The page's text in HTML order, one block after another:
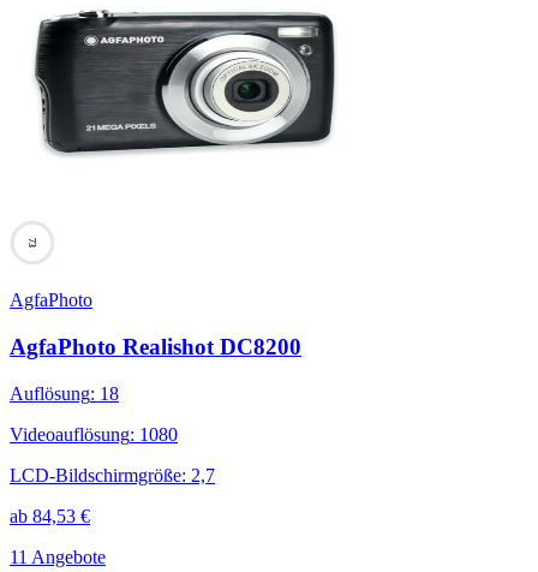
73
AgfaPhoto
AgfaPhoto Realishot DC8200
Auflösung: 18
Videoauflösung: 1080
LCD-Bildschirmgröße: 2,7
ab 84,53 €
11 Angebote